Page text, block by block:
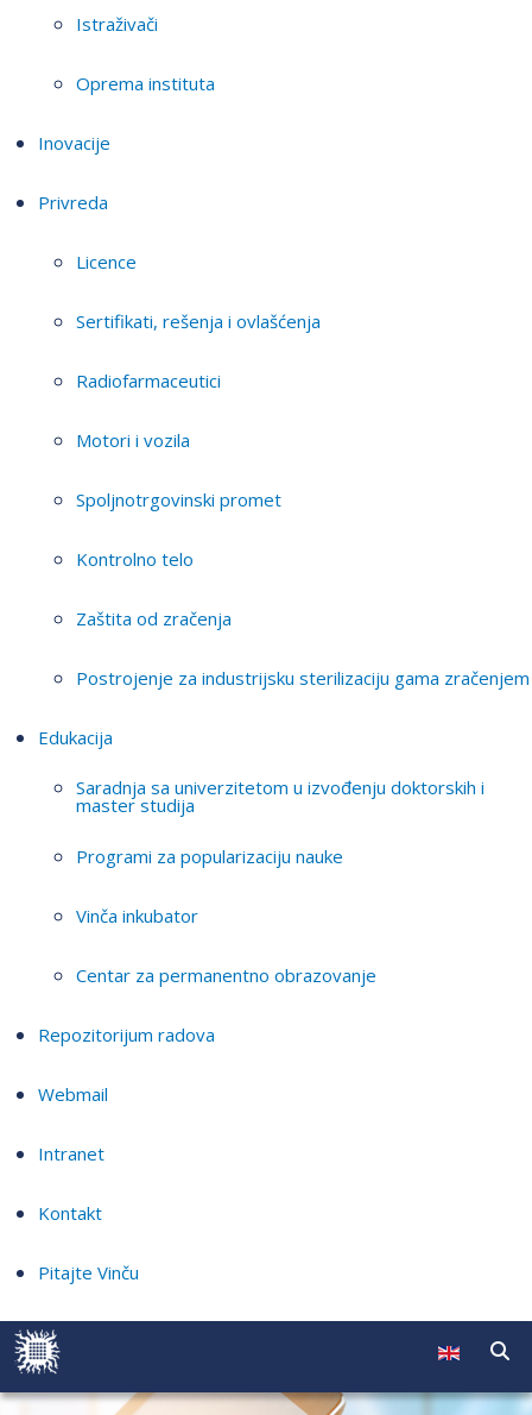
Istraživači
Oprema instituta
Inovacije
Privreda
Licence
Sertifikati, rešenja i ovlašćenja
Radiofarmaceutici
Motori i vozila
Spoljnotrgovinski promet
Kontrolno telo
Zaštita od zračenja
Postrojenje za industrijsku sterilizaciju gama zračenjem
Edukacija
Saradnja sa univerzitetom u izvođenju doktorskih i
master studija
Programi za popularizaciju nauke
Vinča inkubator
Centar za permanentno obrazovanje
Repozitorijum radova
Webmail
Intranet
Kontakt
Pitajte Vinču